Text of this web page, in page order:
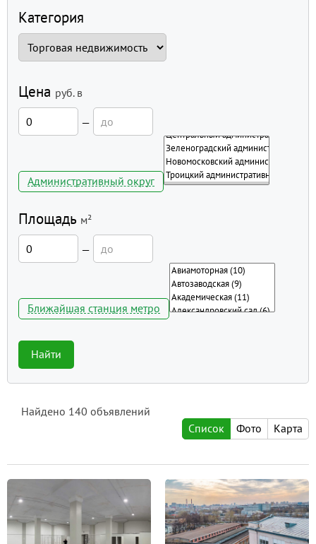
Категория
Цена руб. в
—
Административный округ
Площадь м²
—
Ближайшая станция метро
Найти
Найдено 140 объявлений
Список
Фото Карта